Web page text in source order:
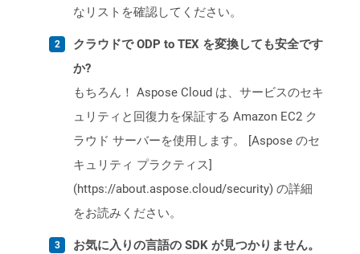
なリストを確認してください。
クラウドで ODP to TEX を変換しても安全です
か?
もちろん！ Aspose Cloud は、サービスのセキ
ュリティと回復力を保証する Amazon EC2 ク
ラウド サーバーを使用します。 [Aspose のセ
キュリティ プラクティス]
(https://about.aspose.cloud/security) の詳細
をお読みください。
お気に入りの言語の SDK が見つかりません。